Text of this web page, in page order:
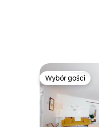
Wybór gości
Wybór gości